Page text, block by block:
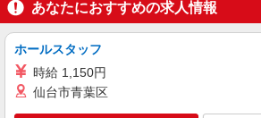
※資格、経験年数、派遣先
キープ
派遣社員
株式会社トラストグロース 新宿本社 第1営
住宅型有料老人ホーム
あなたにおすすめの求人情報
ホールスタッフ
時給 1,150円
仙台市青葉区